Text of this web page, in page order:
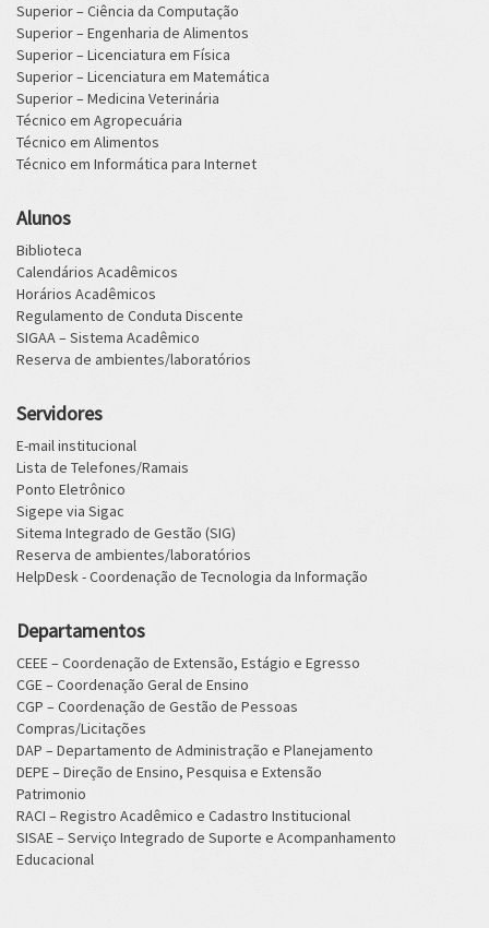
Superior – Ciência da Computação
Superior – Engenharia de Alimentos
Superior – Licenciatura em Física
Superior – Licenciatura em Matemática
Superior – Medicina Veterinária
Técnico em Agropecuária
Técnico em Alimentos
Técnico em Informática para Internet
Alunos
Biblioteca
Calendários Acadêmicos
Horários Acadêmicos
Regulamento de Conduta Discente
SIGAA – Sistema Acadêmico
Reserva de ambientes/laboratórios
Servidores
E-mail institucional
Lista de Telefones/Ramais
Ponto Eletrônico
Sigepe via Sigac
Sitema Integrado de Gestão (SIG)
Reserva de ambientes/laboratórios
HelpDesk - Coordenação de Tecnologia da Informação
Departamentos
CEEE – Coordenação de Extensão, Estágio e Egresso
CGE – Coordenação Geral de Ensino
CGP – Coordenação de Gestão de Pessoas
Compras/Licitações
DAP – Departamento de Administração e Planejamento
DEPE – Direção de Ensino, Pesquisa e Extensão
Patrimonio
RACI – Registro Acadêmico e Cadastro Institucional
SISAE – Serviço Integrado de Suporte e Acompanhamento
Educacional